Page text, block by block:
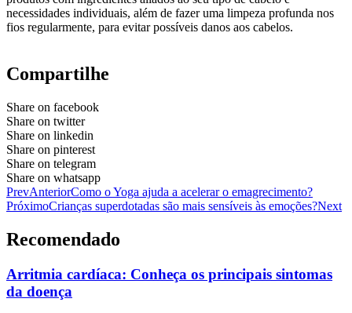
necessidades individuais, além de fazer uma limpeza profunda nos
fios regularmente, para evitar possíveis danos aos cabelos.
Compartilhe
Share on facebook
Share on twitter
Share on linkedin
Share on pinterest
Share on telegram
Share on whatsapp
PrevAnteriorComo o Yoga ajuda a acelerar o emagrecimento?
PróximoCrianças superdotadas são mais sensíveis às emoções?Next
Recomendado
Arritmia cardíaca: Conheça os principais sintomas
da doença